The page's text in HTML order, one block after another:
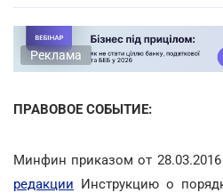
Реклама
ПРАВОВОЕ СОБЫТИЕ:
Минфин приказом от
редакции Инструкцию о